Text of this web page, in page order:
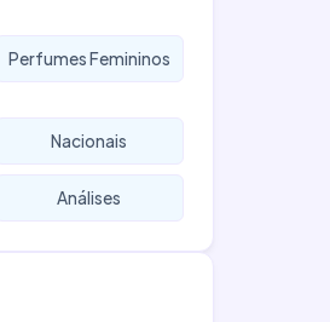
Perfumes Femininos
Nacionais
Análises